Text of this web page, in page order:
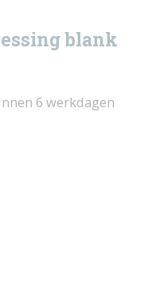
blank
6 werkdagen